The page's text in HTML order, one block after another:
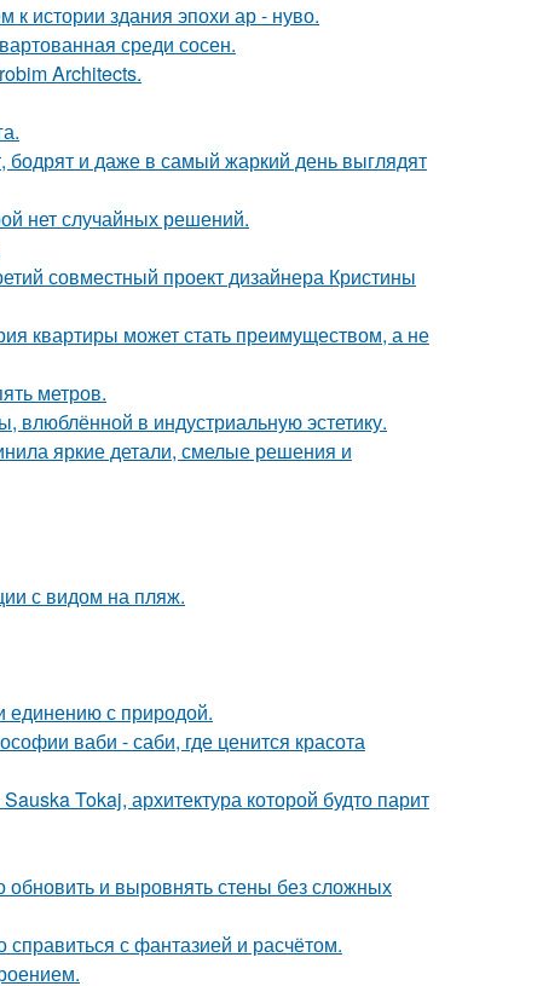
истории здания эпохи ар - нуво.
среди сосен.
Architects.
бодрят и даже в самый жаркий день выглядят
нет случайных решений.
совместный проект дизайнера Кристины
квартиры может стать преимуществом, а не
метров.
в индустриальную эстетику.
яркие детали, смелые решения и
с видом на пляж.
единению с природой.
ваби - саби, где ценится красота
Tokaj, архитектура которой будто парит
и выровнять стены без сложных
с фантазией и расчётом.